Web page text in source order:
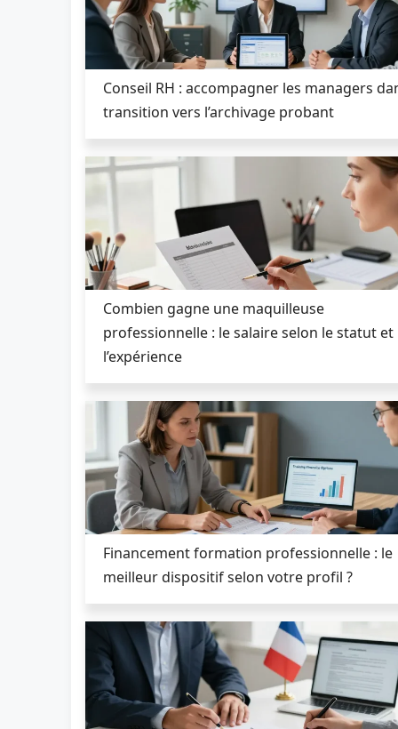
Conseil RH : accompagner les managers
transition vers l’archivage probant
Combien gagne une maquilleuse
professionnelle : le salaire selon le statut et
l’expérience
Financement formation professionnelle : le
meilleur dispositif selon votre profil ?